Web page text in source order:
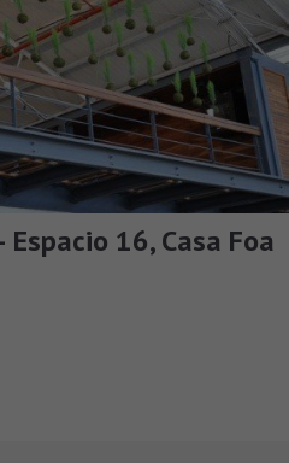
16, Casa Foa